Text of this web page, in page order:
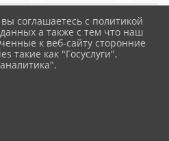
Новости
соглашаетесь с политикой
а также с тем что наш
к веб-сайту сторонние
такие как "Госуслуги",